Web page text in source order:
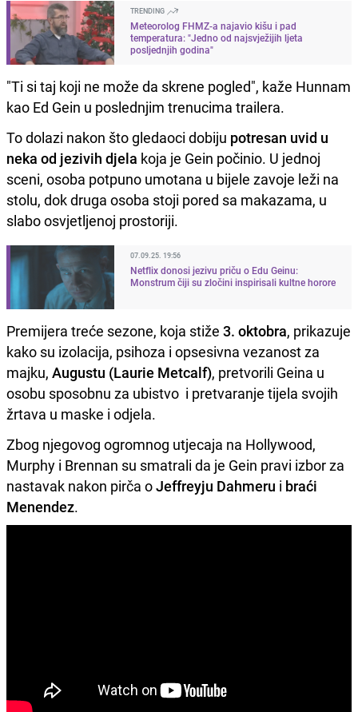
TRENDING
Meteorolog FHMZ-a najavio kišu i pad
temperatura: "Jedno od najsvježijih ljeta
posljednjih godina"
"Ti si taj koji ne može da skrene pogled", kaže Hunnam
kao Ed Gein u poslednjim trenucima trailera.
To dolazi nakon što gledaoci dobiju potresan uvid u
neka od jezivih djela koja je Gein počinio. U jednoj
sceni, osoba potpuno umotana u bijele zavoje leži na
stolu, dok druga osoba stoji pored sa makazama, u
slabo osvjetljenoj prostoriji.
07.09.25. 19:56
Netflix donosi jezivu priču o Edu Geinu:
Monstrum čiji su zločini inspirisali kultne horore
Premijera treće sezone, koja stiže 3. oktobra, prikazuje
kako su izolacija, psihoza i opsesivna vezanost za
majku, Augustu (Laurie Metcalf), pretvorili Geina u
osobu sposobnu za ubistvo i pretvaranje tijela svojih
žrtava u maske i odjela.
Zbog njegovog ogromnog utjecaja na Hollywood,
Murphy i Brennan su smatrali da je Gein pravi izbor za
nastavak nakon pirča oJeffreyju Dahmeru i braći
Menendez.